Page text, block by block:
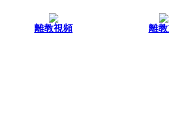
離教視頻 離